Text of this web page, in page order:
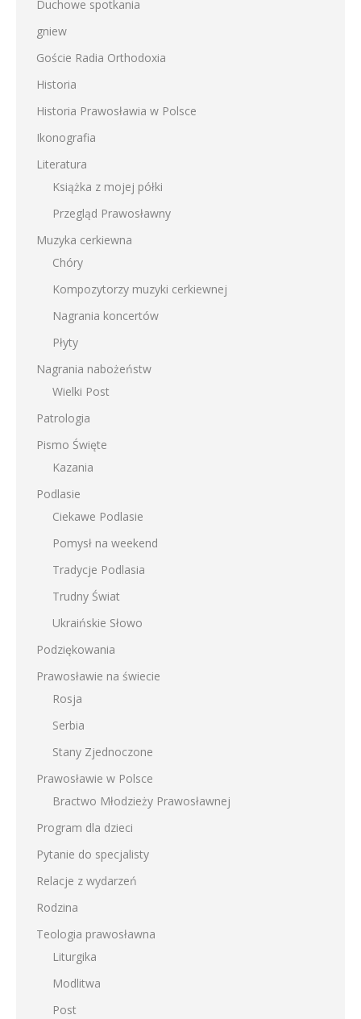
Duchowe spotkania
gniew
Goście Radia Orthodoxia
Historia
Historia Prawosławia w Polsce
Ikonografia
Literatura
Książka z mojej półki
Przegląd Prawosławny
Muzyka cerkiewna
Chóry
Kompozytorzy muzyki cerkiewnej
Nagrania koncertów
Płyty
Nagrania nabożeństw
Wielki Post
Patrologia
Pismo Święte
Kazania
Podlasie
Ciekawe Podlasie
Pomysł na weekend
Tradycje Podlasia
Trudny Świat
Ukraińskie Słowo
Podziękowania
Prawosławie na świecie
Rosja
Serbia
Stany Zjednoczone
Prawosławie w Polsce
Bractwo Młodzieży Prawosławnej
Program dla dzieci
Pytanie do specjalisty
Relacje z wydarzeń
Rodzina
Teologia prawosławna
Liturgika
Modlitwa
Post